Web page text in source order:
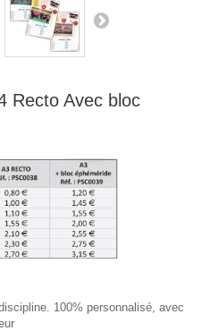
Recto Avec bloc
100% personnalisé, avec